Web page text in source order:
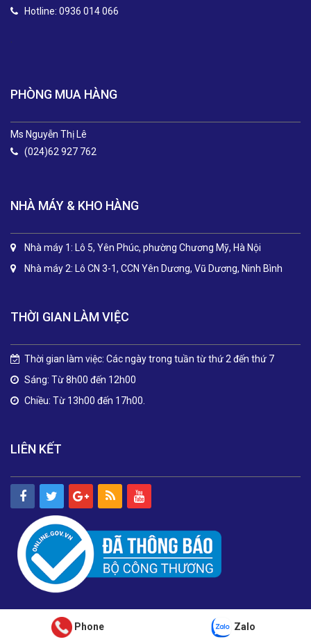
Hotline: 0936 014 066
.
PHÒNG MUA HÀNG
Ms Nguyễn Thị Lê
(024)62 927 762
NHÀ MÁY & KHO HÀNG
Nhà máy 1: Lô 5, Yên Phúc, phường Chương Mỹ, Hà Nội
Nhà máy 2: Lô CN 3-1, CCN Yên Dương, Vũ Dương, Ninh Bình
THỜI GIAN LÀM VIỆC
Thời gian làm việc: Các ngày trong tuần từ thứ 2 đến thứ 7
Sáng: Từ 8h00 đến 12h00
Chiều: Từ 13h00 đến 17h00.
LIÊN KẾT
Phone Zalo